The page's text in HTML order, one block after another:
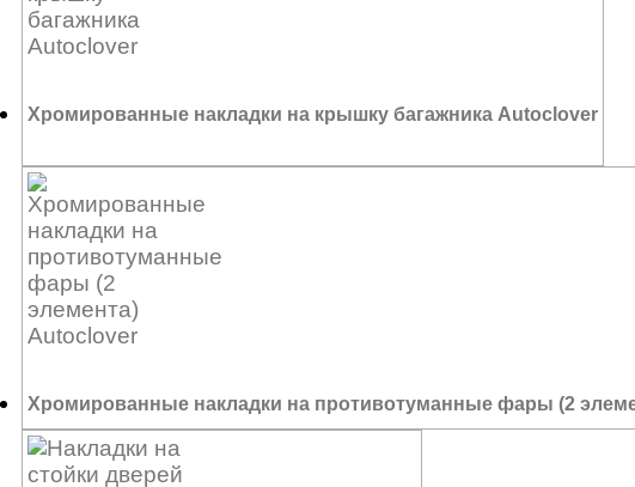
Хромированные накладки на крышку багажника Autoclover
8 400 ₽
Хромированные накладки на противотуманные фары (2